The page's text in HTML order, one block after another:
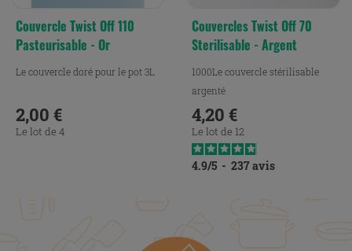
Couvercle Twist Off 110
Pasteurisable - Or
Le couvercle doré pour le pot 3L
Prix
2,00 €
Le lot de 4
Couvercles Twist Off 70
Sterilisable - Argent
1000Le couvercle stérilisable
argenté
Prix
4,20 €
Le lot de 12
4.9/5 - 237avis